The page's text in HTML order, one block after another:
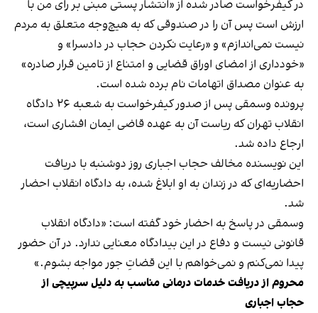
در کیفرخواست صادر شده از «انتشار پستی مبنی بر رای من با
ارزش است پس آن را در صندوقی که به هیچ‌وجه متعلق به مردم
نیست نمی‌اندازم» و «رعایت نکردن حجاب در دادسرا» و
«خودداری از امضای اوراق قضایی و امتناع از تامین قرار صادره»
به عنوان مصداق اتهامات نام برده شده است.
پرونده وسمقی پس از صدور کیفرخواست به شعبه ۲۶ دادگاه
انقلاب تهران که ریاست آن به عهده قاضی ایمان افشاری است،
ارجاع داده شد.
این نویسنده مخالف حجاب اجباری روز دوشنبه با دریافت
احضاریه‌ای که در زندان به او ابلاغ شده، به دادگاه انقلاب احضار
شد.
وسمقی در پاسخ به احضار خود گفته است: «دادگاه انقلاب
قانونی نیست و دفاع در این بیدادگاه معنایی ندارد. در آن حضور
پیدا نمی‌کنم و نمی‌خواهم با این قضاتِ جور مواجه بشوم.»
محروم از دریافت خدمات درمانی مناسب به دلیل سرپیچی از
حجاب اجباری